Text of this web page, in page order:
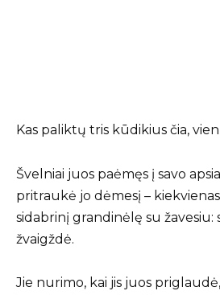
Kas paliktų tris kūdikius čia,
Švelniai juos paėmęs į savo
pritraukė jo dėmesį –
sidabrinį grandinėlę su žavesiu:
žvaigždė.
Jie nurimo, kai jis juos